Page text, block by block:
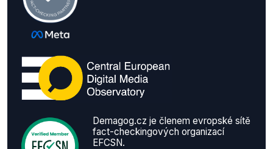
Demagog.cz je členem evropské sítě
fact-checkingových organizací
EFCSN.